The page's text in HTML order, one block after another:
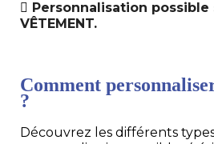
Personnalisation possible
VÊTEMENT.
Comment
?
Découvrez les différents